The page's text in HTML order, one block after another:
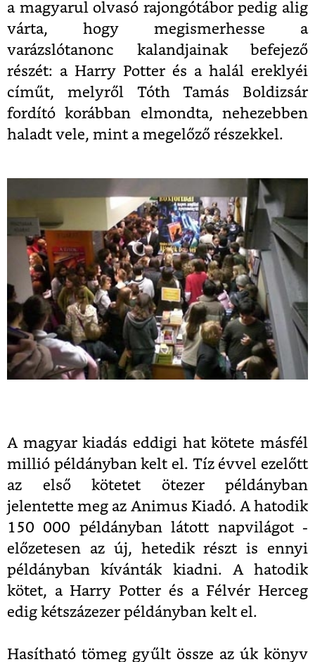
a magyarul olvasó rajongótábor pedig alig
várta, hogy megismerhesse a
varázslótanonc kalandjainak befejező
részét: a Harry Potter és a halál ereklyéi
címűt, melyről Tóth Tamás Boldizsár
fordító korábban elmondta, nehezebben
haladt vele, mint a megelőző részekkel.
A magyar kiadás eddigi hat kötete másfél
millió példányban kelt el. Tíz évvel ezelőtt
az első kötetet ötezer példányban
jelentette meg az Animus Kiadó. A hatodik
150 000 példányban látott napvilágot -
előzetesen az új, hetedik részt is ennyi
példányban kívánták kiadni. A hatodik
kötet, a Harry Potter és a Félvér Herceg
edig kétszázezer példányban kelt el.
Hasítható tömeg gyűlt össze az úk könyv